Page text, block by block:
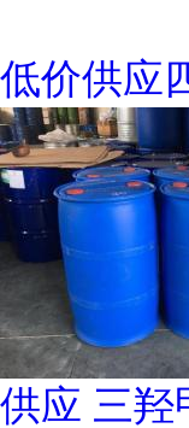
低价供应
供应 三羟